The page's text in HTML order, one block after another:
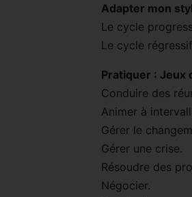
Adapter mon
Le cycle
Le cycle
Pratiquer : Jeux
Conduire des
Animer à
Gérer le
Gérer une crise.
Résoudre des
Négocier.